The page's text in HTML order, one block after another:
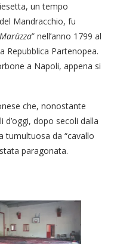
un tempo
Mandracchio, fu
” nell’anno 1799 al
Repubblica Partenopea.
a Napoli, appena si
che, nonostante
dopo secoli dalla
tumultuosa da “cavallo
paragonata.